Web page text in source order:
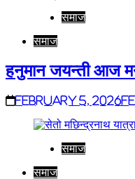
समाज
समाज
हनुमान जयन्ती आज
February 5, 2026
समाज
समाज